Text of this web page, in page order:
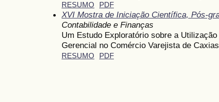
RESUMO PDF
XVI Mostra de Iniciação Científica, Pós-
Contabilidade e Finanças
Um Estudo Exploratório sobre a
Gerencial no Comércio Varejista de
RESUMO PDF